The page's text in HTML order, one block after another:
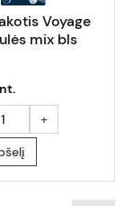
Voyage
mix bls
+